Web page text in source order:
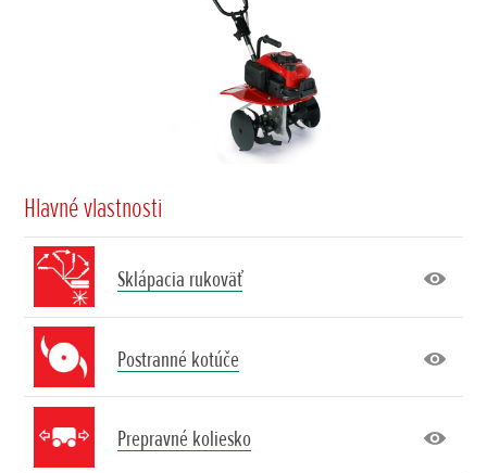
Hlavné vlastnosti
Sklápacia rukoväť
Postranné kotúče
Prepravné koliesko